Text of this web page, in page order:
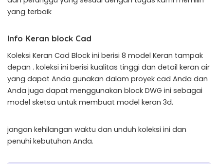
yang terbaik
Info Keran block Cad
Koleksi Keran Cad Block ini berisi 8 model Keran tampak
depan . koleksi ini berisi kualitas tinggi dan detail keran air
yang dapat Anda gunakan dalam proyek cad Anda dan
Anda juga dapat menggunakan block DWG ini sebagai
model sketsa untuk membuat model keran 3d.
jangan kehilangan waktu dan unduh koleksi ini dan
penuhi kebutuhan Anda.